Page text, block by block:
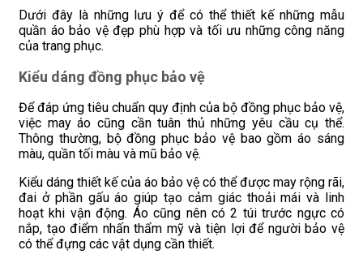
Dưới đây là những lưu ý để có thể thiết kế những mẫu
quần áo bảo vệ đẹp phù hợp và tối ưu những công năng
của trang phục.
Kiểu dáng đồng phục bảo vệ
Để đáp ứng tiêu chuẩn quy định của bộ đồng phục bảo vệ,
việc may áo cũng cần tuân thủ những yêu cầu cụ thể.
Thông thường, bộ đồng phục bảo vệ bao gồm áo sáng
màu, quần tối màu và mũ bảo vệ.
Kiểu dáng thiết kế của áo bảo vệ có thể được may rộng rãi,
đai ở phần gấu áo giúp tạo cảm giác thoải mái và linh
hoạt khi vận động. Áo cũng nên có 2 túi trước ngực có
nắp, tạo điểm nhấn thẩm mỹ và tiện lợi để người bảo vệ
có thể đựng các vật dụng cần thiết.